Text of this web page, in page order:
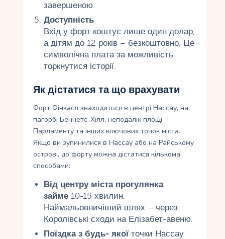
завершеною.
Доступність
Вхід у форт коштує лише один долар,
а дітям до 12 років – безкоштовно. Це
символічна плата за можливість
торкнутися історії.
Як дістатися та що врахувати
Форт Фінкасл знаходиться в центрі Нассау, на
пагорбі Беннетс-Хілл, неподалік площі
Парламенту та інших ключових точок міста.
Якщо ви зупинилися в Нассау або на Райському
острові, до форту можна дістатися кількома
способами:
Від центру міста прогулянка
займе10-15 хвилин.
Наймальовничіший шлях – через
Королівські сходи на Елізабет-авеню.
Поїздка з будь- якоїточки Нассау